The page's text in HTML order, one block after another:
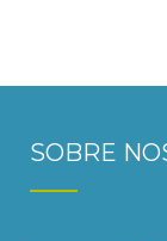
SOBRE